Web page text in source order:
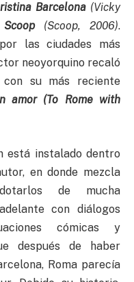
Barcelona (Vicky
Scoop (Scoop, 2006).
las ciudades más
neoyorquino recaló
su más reciente
amor (To Rome with
está instalado dentro
en donde mezcla
de mucha
con diálogos
cómicas y
después de haber
Roma parecía